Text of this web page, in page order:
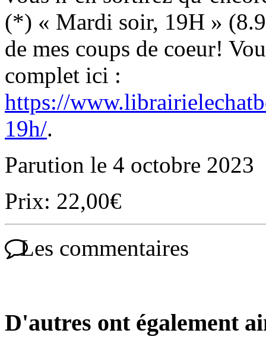
(*) « Mardi soir, 19H »
de mes coups de coeur!
complet ici :
https://
19h/.
Parution le 4 octobre 2023
Prix: 22,00€
Les commentaires
D'autres ont également